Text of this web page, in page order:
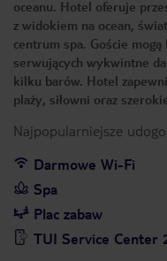
oceanu. Hotel oferuje
z widokiem na ocean,
centrum spa. Goście
serwujących wykwintne
kilku barów. Hotel
plaży, siłowni oraz
Najpopularniejsze
Darmowe Wi-Fi
Spa
Plac zabaw
TUI Service Center